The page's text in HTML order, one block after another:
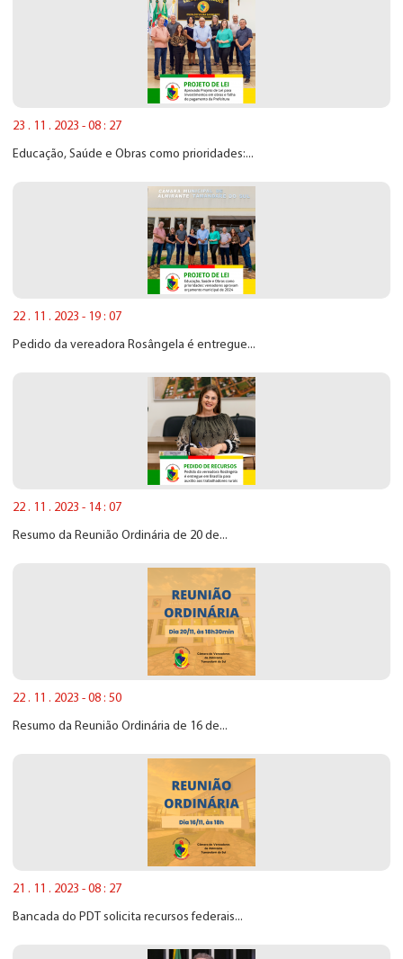
23 . 11 . 2023 - 08 : 27
Educação, Saúde e Obras como prioridades:...
22 . 11 . 2023 - 19 : 07
Pedido da vereadora Rosângela é entregue...
22 . 11 . 2023 - 14 : 07
Resumo da Reunião Ordinária de 20 de...
22 . 11 . 2023 - 08 : 50
Resumo da Reunião Ordinária de 16 de...
21 . 11 . 2023 - 08 : 27
Bancada do PDT solicita recursos federais...